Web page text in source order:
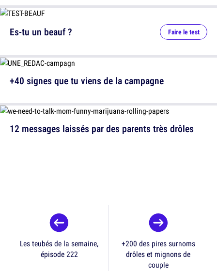
12 messages laissés par des parents très drôles
Es-tu un beauf ? Faire le test
+40 signes que tu viens de la campagne
Les teubés de la semaine,
épisode 222
+200 des pires surnoms
drôles et mignons de
couple